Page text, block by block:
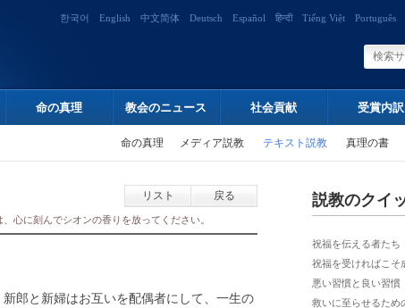
한국어 English 中文简体 Deutsch Español हिन्दी Tiếng Việt Português
命の真理 教会のニュース 社会貢献 受賞内訳
命の真理 メディア説教 テキスト説教 真理の書
リスト 戻る
心に刻んでシオンの香りを放ってください。
郎と新婦はお互いを配偶者にして、一生の